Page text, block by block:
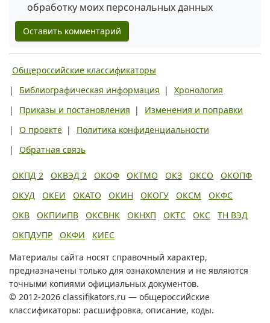
обработку моих персональных данных
Оставить комментарий
Общероссийские классификаторы
|
Библиографическая информация |
Хронология
|
Приказы и постановления |
Изменения и поправки
|
О проекте |
Политика конфиденциальности
|
Обратная связь
ОКПД 2 ОКВЭД 2 ОКОФ ОКТМО ОКЗ ОКСО
ОКОПФ
ОКУД
ОКЕИ ОКАТО ОКИН ОКОГУ ОКСМ
ОКФС
ОКВ
ОКПИиПВ ОКСВНК ОКНХП ОКТС ОКС
ТН ВЭД
ОКПДУПР
ОКФИ
КИЕС
Материалы сайта носят справочный характер,
предназначены только для ознакомления и не являются
точными копиями официальных документов.
© 2012-2026 classifikators.ru — общероссийские
классификаторы: расшифровка, описание, коды.